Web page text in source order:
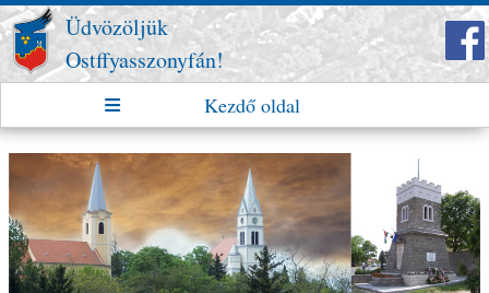
Üdvözöljük
Ostffyasszonyfán!
Kezdő oldal